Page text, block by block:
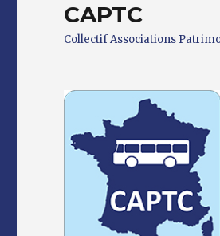
CAPTC
Collectif Associations
0 h 00 min